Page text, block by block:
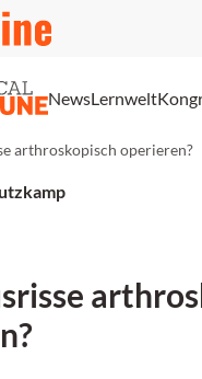
NewsLernwelt
arthroskopisch operieren?